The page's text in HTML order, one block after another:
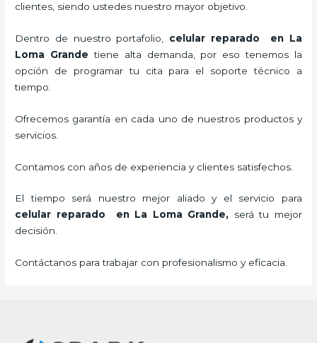
clientes, siendo ustedes nuestro mayor objetivo.
Dentro de nuestro portafolio, celular reparado en La
Loma Grande tiene alta demanda, por eso tenemos la
opción de programar tu cita para el soporte técnico a
tiempo.
Ofrecemos garantía en cada uno de nuestros productos y
servicios.
Contamos con años de experiencia y clientes satisfechos.
El tiempo será nuestro mejor aliado y el servicio para
celular reparado en La Loma Grande, será tu mejor
decisión.
Contáctanos para trabajar con profesionalismo y eficacia.